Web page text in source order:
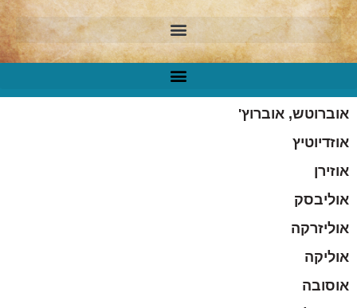
אוברוטש, אוברוץ'
אוזדיוטיץ
אוזירן
אוליבסק
אוליזרקה
אוליקה
אוסובה